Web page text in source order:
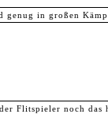
in großen
Flitspieler noch das